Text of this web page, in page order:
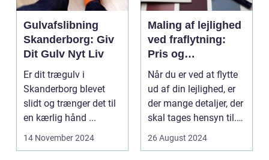
Gulvafslibning
Skanderborg: Giv
Dit Gulv Nyt Liv
Er dit trægulv i
Skanderborg blevet
slidt og trænger det til
en kærlig hånd ...
14 November 2024
Maling af lejlighed
ved fraflytning:
Pris og
overvejelser
Når du er ved at flytte
ud af din lejlighed, er
der mange detaljer, der
skal tages hensyn til.
En af...
26 August 2024